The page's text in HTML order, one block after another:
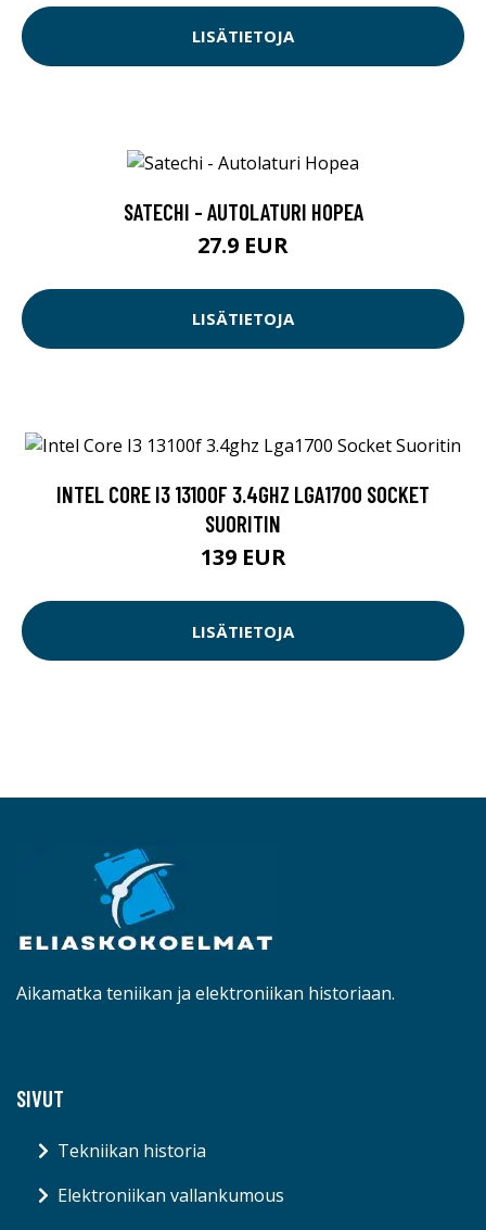
LISÄTIETOJA
SATECHI - AUTOLATURI HOPEA
27.9 EUR
LISÄTIETOJA
INTEL CORE I3 13100F 3.4GHZ LGA1700 SOCKET
SUORITIN
139 EUR
LISÄTIETOJA
Aikamatka teniikan ja elektroniikan historiaan.
SIVUT
Tekniikan historia
Elektroniikan vallankumous